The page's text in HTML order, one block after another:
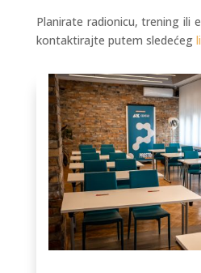
Planirate radionicu, trening ili
kontaktirajte putem sledećeg